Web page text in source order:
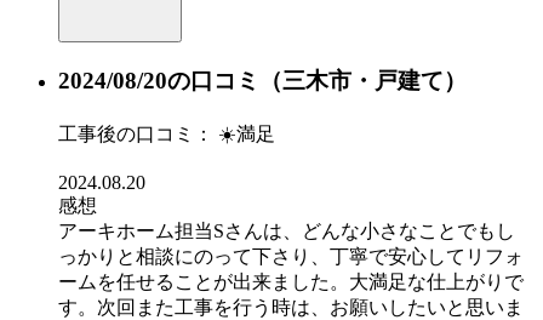
2024/08/20の口コミ （三木市・戸建て）
工事後の口コミ： ☀️満足
2024.08.20
感想
アーキホーム担当Sさんは、どんな小さなことでもし
っかりと相談にのって下さり、丁寧で安心してリフォ
ームを任せることが出来ました。大満足な仕上がりで
す。次回また工事を行う時は、お願いしたいと思いま